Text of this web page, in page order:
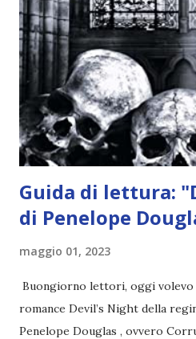
per avvertili che Mikael non è
credono e che potrebbe aver
Rafael. A quelle parole, Haniel
nell'appartamento, senza
chiesetta. Lì trovano Rafael alle
ma questa volta ...
Guida di lettura:
di Penelope
maggio 01, 2023
Buongiorno lettori, oggi
romance Devil’s Night della
Penelope Douglas , ovvero